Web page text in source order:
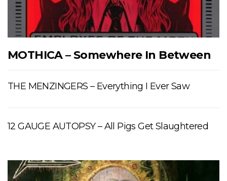
MOTHICA – Somewhere In Between
THE MENZINGERS – Everything I Ever Saw
12 GAUGE AUTOPSY – All Pigs Get Slaughtered